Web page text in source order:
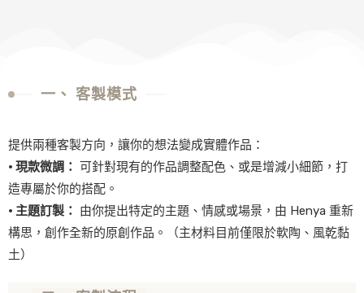
一、 客製模式
提供兩種客製方向，讓你的想法變成實體作品：
· 現款微調 ： 可針對現有的作品調整配色、或是增減小細節，打
造專屬於你的搭配。
· 主題訂製 ： 由你提出特定的主題、情感或場景，由 Henya 重新
構思，創作全新的原創作品。（主材料目前僅限於軟陶、風乾黏
土）